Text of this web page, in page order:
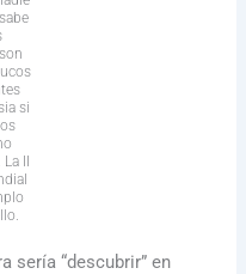
si
II
sería “descubrir” en